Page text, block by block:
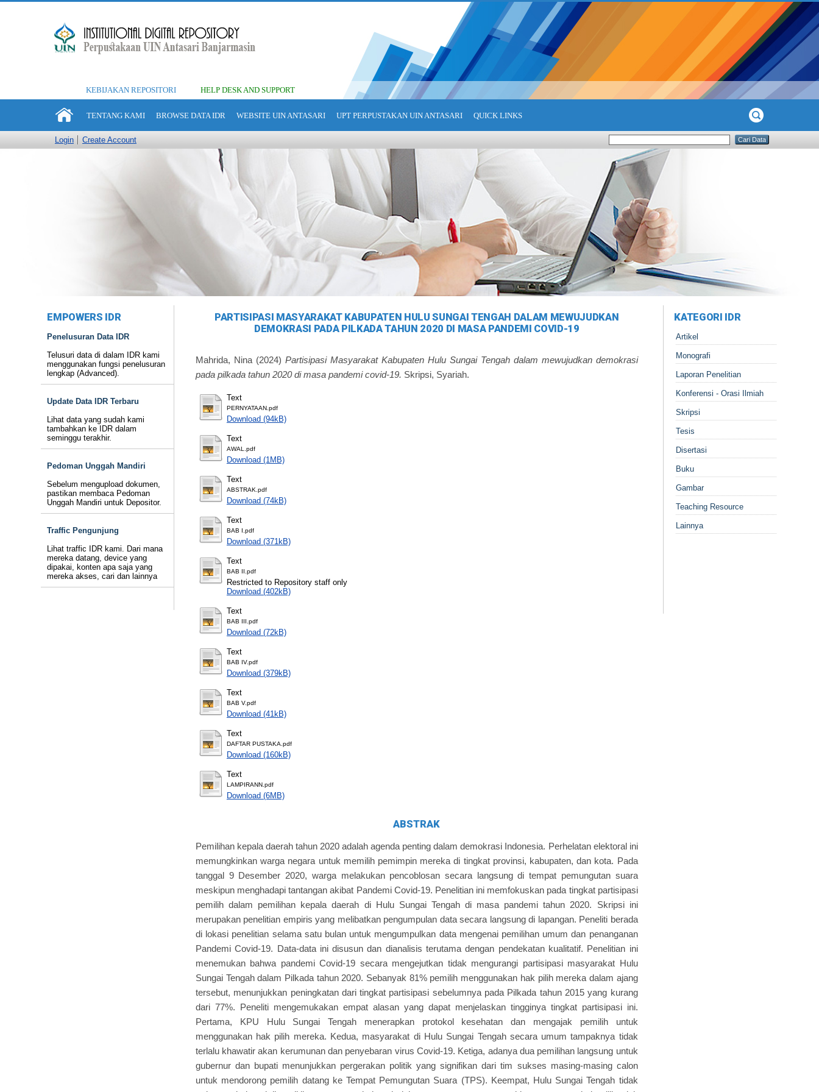
KEBIJAKAN REPOSITORI HELP DESK AND SUPPORT
TENTANG KAMI BROWSE DATA IDR WEBSITE UIN ANTASARI UPT PERPUSTAKAN UIN ANTASARI QUICK LINKS
Login Create Account
EMPOWERS IDR
Penelusuran Data IDR
Telusuri data di dalam IDR kami
menggunakan fungsi penelusuran
lengkap (Advanced).
Update Data IDR Terbaru
Lihat data yang sudah kami
tambahkan ke IDR dalam
seminggu terakhir.
Pedoman Unggah Mandiri
Sebelum mengupload dokumen,
pastikan membaca Pedoman
Unggah Mandiri untuk Depositor.
Traffic Pengunjung
Lihat traffic IDR kami. Dari mana
mereka datang, device yang
dipakai, konten apa saja yang
mereka akses, cari dan lainnya
PARTISIPASI MASYARAKAT KABUPATEN HULU SUNGAI TENGAH DALAM MEWUJUDKAN
DEMOKRASI PADA PILKADA TAHUN 2020 DI MASA PANDEMI COVID-19
Mahrida, Nina(2024) Partisipasi Masyarakat Kabupaten Hulu Sungai Tengah dalam mewujudkan demokrasi
pada pilkada tahun 2020 di masa pandemi covid-19. Skripsi, Syariah.
Text
PERNYATAAN.pdf
Download (94kB)
Text
AWAL.pdf
Download (1MB)
Text
ABSTRAK.pdf
Download (74kB)
Text
BAB I.pdf
Download (371kB)
Text
BAB II.pdf
Restricted to Repository staff only
Download (402kB)
Text
BAB III.pdf
Download (72kB)
Text
BAB IV.pdf
Download (379kB)
Text
BAB V.pdf
Download (41kB)
Text
DAFTAR PUSTAKA.pdf
Download (160kB)
Text
LAMPIRANN.pdf
Download (6MB)
ABSTRAK
Pemilihan kepala daerah tahun 2020 adalah agenda penting dalam demokrasi Indonesia. Perhelatan elektoral ini
memungkinkan warga negara untuk memilih pemimpin mereka di tingkat provinsi, kabupaten, dan kota. Pada
tanggal 9 Desember 2020, warga melakukan pencoblosan secara langsung di tempat pemungutan suara
meskipun menghadapi tantangan akibat Pandemi Covid-19. Penelitian ini memfokuskan pada tingkat partisipasi
pemilih dalam pemilihan kepala daerah di Hulu Sungai Tengah di masa pandemi tahun 2020. Skripsi ini
merupakan penelitian empiris yang melibatkan pengumpulan data secara langsung di lapangan. Peneliti berada
di lokasi penelitian selama satu bulan untuk mengumpulkan data mengenai pemilihan umum dan penanganan
Pandemi Covid-19. Data-data ini disusun dan dianalisis terutama dengan pendekatan kualitatif. Penelitian ini
menemukan bahwa pandemi Covid-19 secara mengejutkan tidak mengurangi partisipasi masyarakat Hulu
Sungai Tengah dalam Pilkada tahun 2020. Sebanyak 81% pemilih menggunakan hak pilih mereka dalam ajang
tersebut, menunjukkan peningkatan dari tingkat partisipasi sebelumnya pada Pilkada tahun 2015 yang kurang
dari 77%. Peneliti mengemukakan empat alasan yang dapat menjelaskan tingginya tingkat partisipasi ini.
Pertama, KPU Hulu Sungai Tengah menerapkan protokol kesehatan dan mengajak pemilih untuk
menggunakan hak pilih mereka. Kedua, masyarakat di Hulu Sungai Tengah secara umum tampaknya tidak
terlalu khawatir akan kerumunan dan penyebaran virus Covid-19. Ketiga, adanya dua pemilihan langsung untuk
gubernur dan bupati menunjukkan pergerakan politik yang signifikan dari tim sukses masing-masing calon
untuk mendorong pemilih datang ke Tempat Pemungutan Suara (TPS). Keempat, Hulu Sungai Tengah tidak
KATEGORI IDR
Artikel
Monografi
Laporan Penelitian
Konferensi - Orasi Ilmiah
Skripsi
Tesis
Disertasi
Buku
Gambar
Teaching Resource
Lainnya